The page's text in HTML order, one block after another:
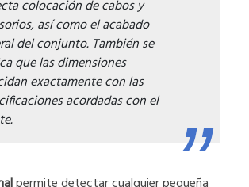
colocación de cabos y
así como el acabado
del conjunto. También se
que las dimensiones
exactamente con las
acordadas con el